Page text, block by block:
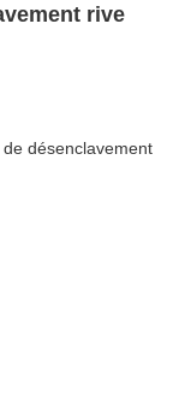
rive